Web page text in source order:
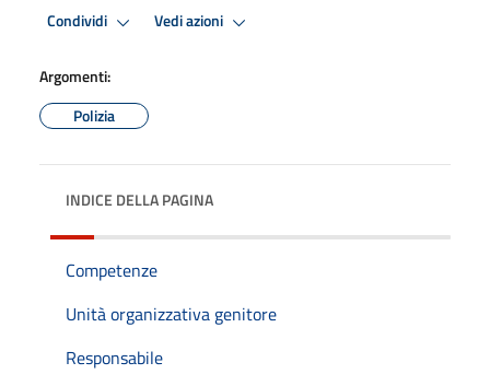
Condividi Vedi azioni
Argomenti:
Polizia
INDICE DELLA PAGINA
Competenze
Unità organizzativa genitore
Responsabile